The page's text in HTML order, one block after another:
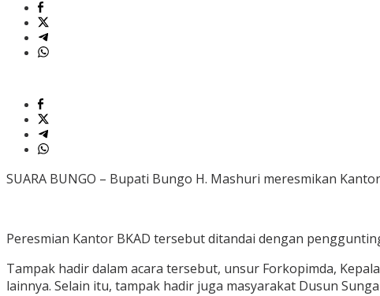
SUARA BUNGO – Bupati Bungo H. Mashuri meresmikan
Peresmian Kantor BKAD tersebut ditandai dengan
Tampak hadir dalam acara tersebut, unsur Forkopimda,
lainnya. Selain itu, tampak hadir juga masyarakat Dusun